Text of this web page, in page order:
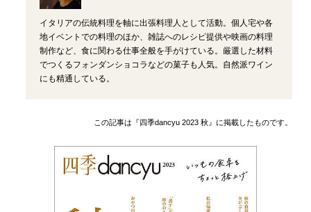
イタリアの伝統料理を軸に出張料理人として活動。個人宅や各
地イベントでの料理のほか、雑誌へのレシピ提供や映画の料理
制作など、食に関わる仕事全般を手がけている。厳選した材料
でつくるフォンダンショコラなどの菓子も人気。自然派ワイン
にも精通している。
この記事は『四季dancyu 2023 秋』に掲載したものです。